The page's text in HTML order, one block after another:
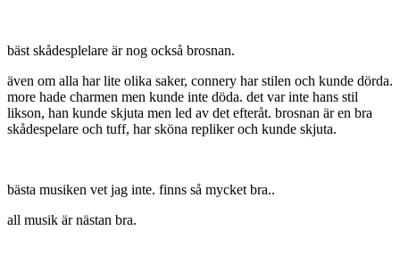
bäst skådesplelare är nog också brosnan.
även om alla har lite olika saker, connery har stilen och kunde dörda.
more hade charmen men kunde inte döda. det var inte hans stil
likson, han kunde skjuta men led av det efteråt. brosnan är en bra
skådespelare och tuff, har sköna repliker och kunde skjuta.
bästa musiken vet jag inte. finns så mycket bra..
all musik är nästan bra.